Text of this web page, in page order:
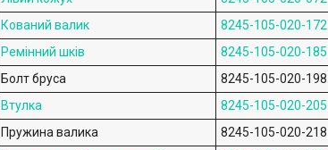
Кований валик 8245-105-020-172
Ремінний шків 8245-105-020-185
Болт бруса 8245-105-020-198
Втулка 8245-105-020-205
Пружина валика 8245-105-020-218